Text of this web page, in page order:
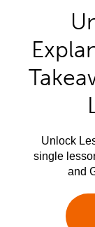
Unlock
single
and